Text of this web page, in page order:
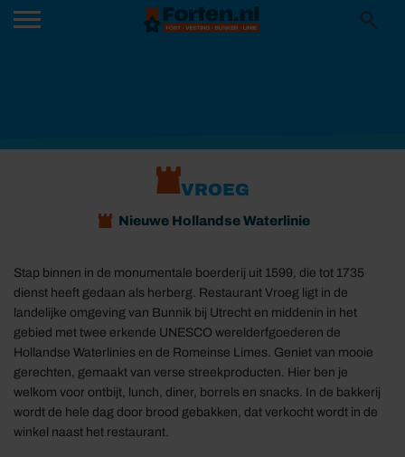
VROEG
Nieuwe Hollandse Waterlinie
Stap binnen in de monumentale boerderij uit 1599, die tot 1735
dienst heeft gedaan als herberg. Restaurant Vroeg ligt in de
landelijke omgeving van Bunnik bij Utrecht en middenin in het
gebied met twee erkende UNESCO werelderfgoederen de
Hollandse Waterlinies en de Romeinse Limes. Geniet van mooie
gerechten, gemaakt van verse streekproducten. Hier ben je
welkom voor ontbijt, lunch, diner, borrels en snacks. In de bakkerij
wordt de hele dag door brood gebakken, dat verkocht wordt in de
winkel naast het restaurant.